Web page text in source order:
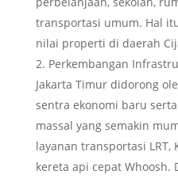
transportasi umum. Hal
nilai properti di daerah
Perkembangan
Jakarta Timur didorong
sentra ekonomi baru
massal yang semakin
layanan transportasi LRT,
kereta api cepat Whoosh.